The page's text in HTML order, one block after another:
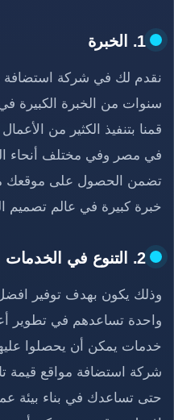
1. الخبرة
سنوات من الخبرة الكبيرة في
قمنا بتنفيذ الكثير من
في مصر وفي مختلف أنحاء
تضمن الحصول على موقعك
خبرة كبيرة في عالم تصميم
2. التنوع في الخدمات
وذلك يكون بهدف توفير
واحدة تساعدهم في تطوير
خدمات يمكن أن يحصلوا
شركة استضافة مواقع قيمة
حتى تساعدك في بناء بيئة